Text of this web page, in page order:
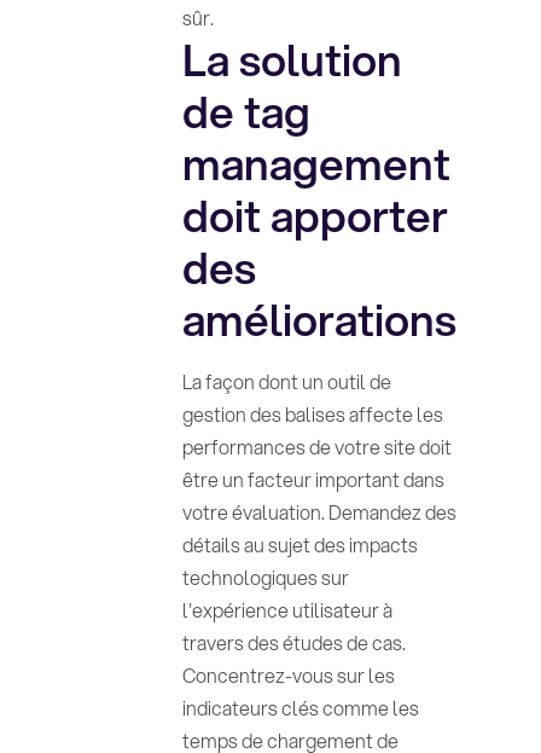
sûr.
La solution
de tag
management
doit apporter
des
améliorations
La façon dont un outil de
gestion des balises affecte les
performances de votre site doit
être un facteur important dans
votre évaluation. Demandez des
détails au sujet des impacts
technologiques sur
l'expérience utilisateur à
travers des études de cas.
Concentrez-vous sur les
indicateurs clés comme les
temps de chargement de